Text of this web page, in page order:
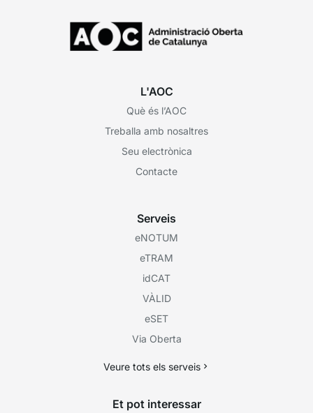
L'AOC
Què és l’AOC
Treballa amb nosaltres
Seu electrònica
Contacte
Serveis
eNOTUM
eTRAM
idCAT
VÀLID
eSET
Via Oberta
Veure tots els serveis
Et pot interessar